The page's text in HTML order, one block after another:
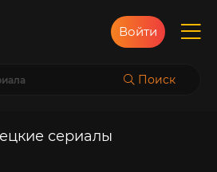
Поиск
Войти
сериалы